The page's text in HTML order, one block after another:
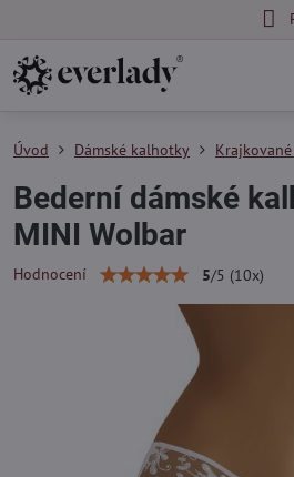
Úvod Dámské kalhotky
Bederní dámské
MINI Wolbar
Hodnocení 5/5 (10x)